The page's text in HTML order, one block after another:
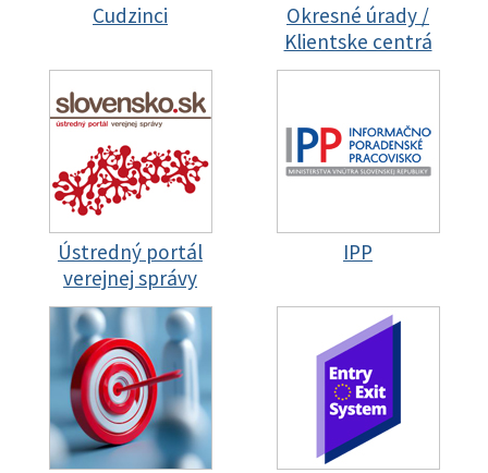
Cudzinci
Okresné úrady /
Klientske centrá
Ústredný portál
verejnej správy
IPP